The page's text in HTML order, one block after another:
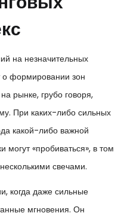
на незначительных
о формировании зон
рынке, грубо говоря,
При каких-либо сильных
какой-либо важной
могут «пробиваться», в том
свечами.
когда даже сильные
мгновения. Он